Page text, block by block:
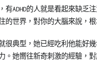
ADHD的人就是看起來缺乏
的世界，對你的大腦來說，
很典型，她已經吃利他能好
。她嚮往新奇刺激的經驗，